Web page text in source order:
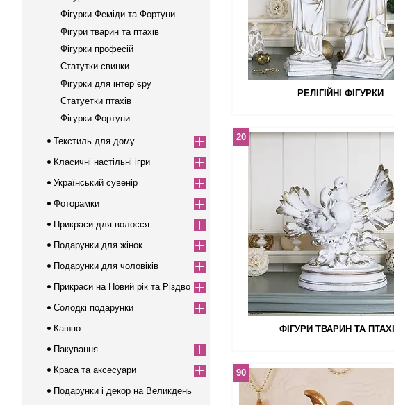
РЕЛІГІЙНІ ФІГУРКИ
ФІГУРИ ТВАРИН ТА
20
90
Фігурки Феміди та Фортуни
Фігури тварин та птахів
Фігурки професій
Статутки свинки
Фігурки для інтер`єру
Статуетки птахів
Фігурки Фортуни
Текстиль для дому
Класичні настільні ігри
Український сувенір
Фоторамки
Прикраси для волосся
Подарунки для жінок
Подарунки для чоловіків
Прикраси на Новий рік та Різдво
Солодкі подарунки
Кашпо
Пакування
Краса та аксесуари
Подарунки і декор на Великдень